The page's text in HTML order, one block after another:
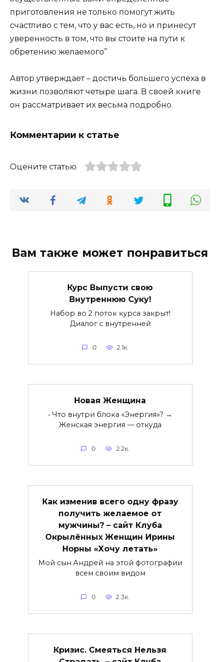
приготовления не только помогут жить
счастливо с тем, что у вас есть, но и принесут
уверенность в том, что вы стоите на пути к
обретению желаемого”
Автор утверждает – достичь большего успеха в
жизни позволяют четыре шага. В своей книге
он рассматривает их весьма подробно.
Комментарии к статье
Оцените статью
Вам также может понравиться
Курс Выпусти свою
Внутреннюю Суку!
Набор во 2 поток курса закрыт!
Диалог с внутренней
0 2.1к.
Новая Женщина
• Что внутри блока «Энергия»? →
Женская энергия — откуда
0 2.2к.
Как изменив всего одну фразу
получить желаемое от
мужчины? – сайт Клуба
Окрылённых Женщин Ирины
Норны «Хочу летать»
Мой сын Андрей на этой фотографии
всем своим видом
0 2.3к.
Кризис. Смеяться Нельзя